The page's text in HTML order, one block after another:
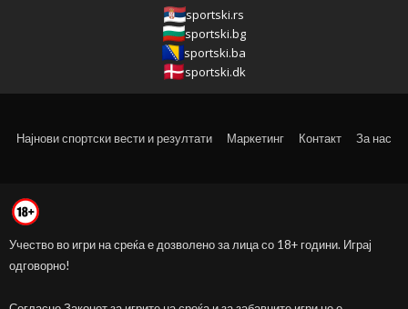
sportski.rs
sportski.bg
sportski.ba
sportski.dk
Најнови спортски вести и резултати Маркетинг Контакт За нас
Учество во игри на среќа е дозволено за лица со 18+ години. Играј
одговорно!